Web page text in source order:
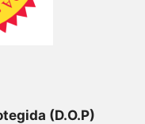
(D.O.P)